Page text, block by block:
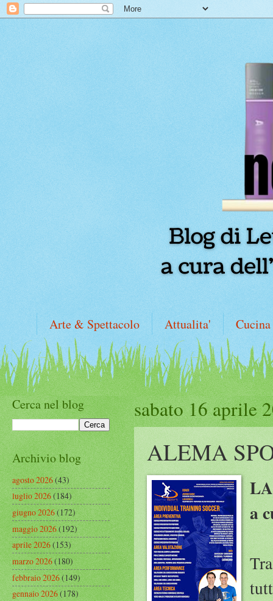
Arte & Spettacolo Attualita' Cucina
sabato 16 aprile
ALEMA
a
Cerca nel blog
Archivio blog
agosto 2026(43)
luglio 2026(184)
giugno 2026(172)
maggio 2026(192)
aprile 2026(153)
marzo 2026(180)
febbraio 2026(149)
gennaio 2026(178)